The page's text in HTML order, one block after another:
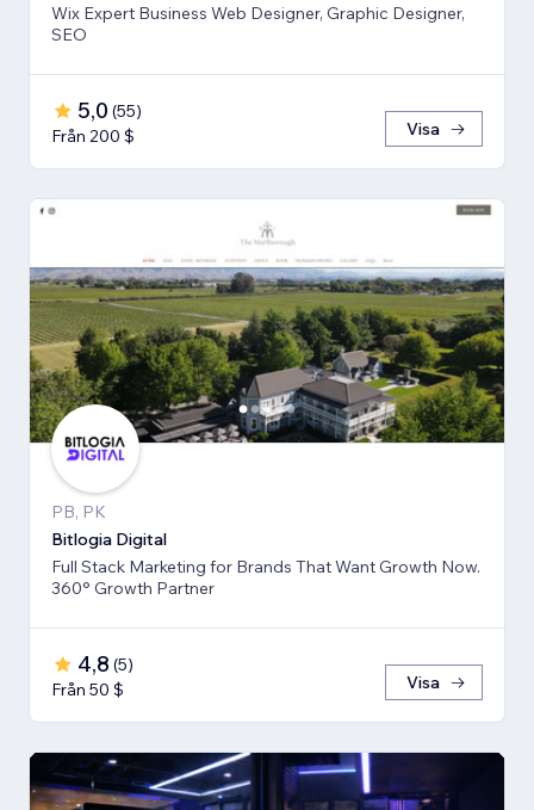
Wix Expert Business Web Designer, Graphic Designer,
SEO
5,0 (55)
Från 200 $
Visa
PB, PK
Bitlogia Digital
Full Stack Marketing for Brands That Want Growth Now.
360° Growth Partner
4,8 (5)
Från 50 $
Visa